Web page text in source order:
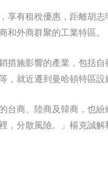
享有租稅優惠，距離胡志
外商群聚的工業特區。
措施影響的產業，包括自
就近遷到曼哈頓特區設
台商、陸商及韓商，也紛
分散風險。」楊克誠解